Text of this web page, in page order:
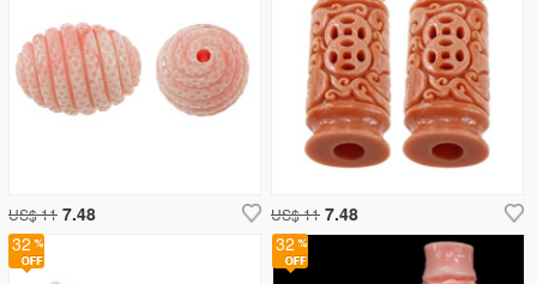
US$ 11 7.48
32
US$ 11 7.48
32